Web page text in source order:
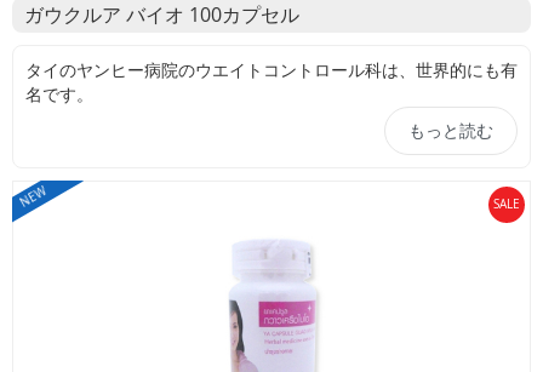
じ
る
ロ
す
る
ガウクルア バイオ 100カプセル
タイのヤンヒー病院のウエイトコントロール科は、世界的にも有
名です。
ヤンヒー病院で処方されるダイエット薬品を求めて、世界中から
ントのガウクルア・バイオです。
ガウクルア・バイオにはマメ科クズ属の植物「ガオクルア」から
抽出された、天然の女性ホルモンが配合されています。
ガオクルアはプエラリア・ミリフィカとも呼ばれ、タイ北西部の
山岳地帯などごく限られた地域のみに自生する植物です。
このガオクルアには大きな根芋のような茎根部分がありタイの山
岳少数民族であるモン族は、1,000年も昔から不老長寿の食べ物
もっと読む
NEW SALE